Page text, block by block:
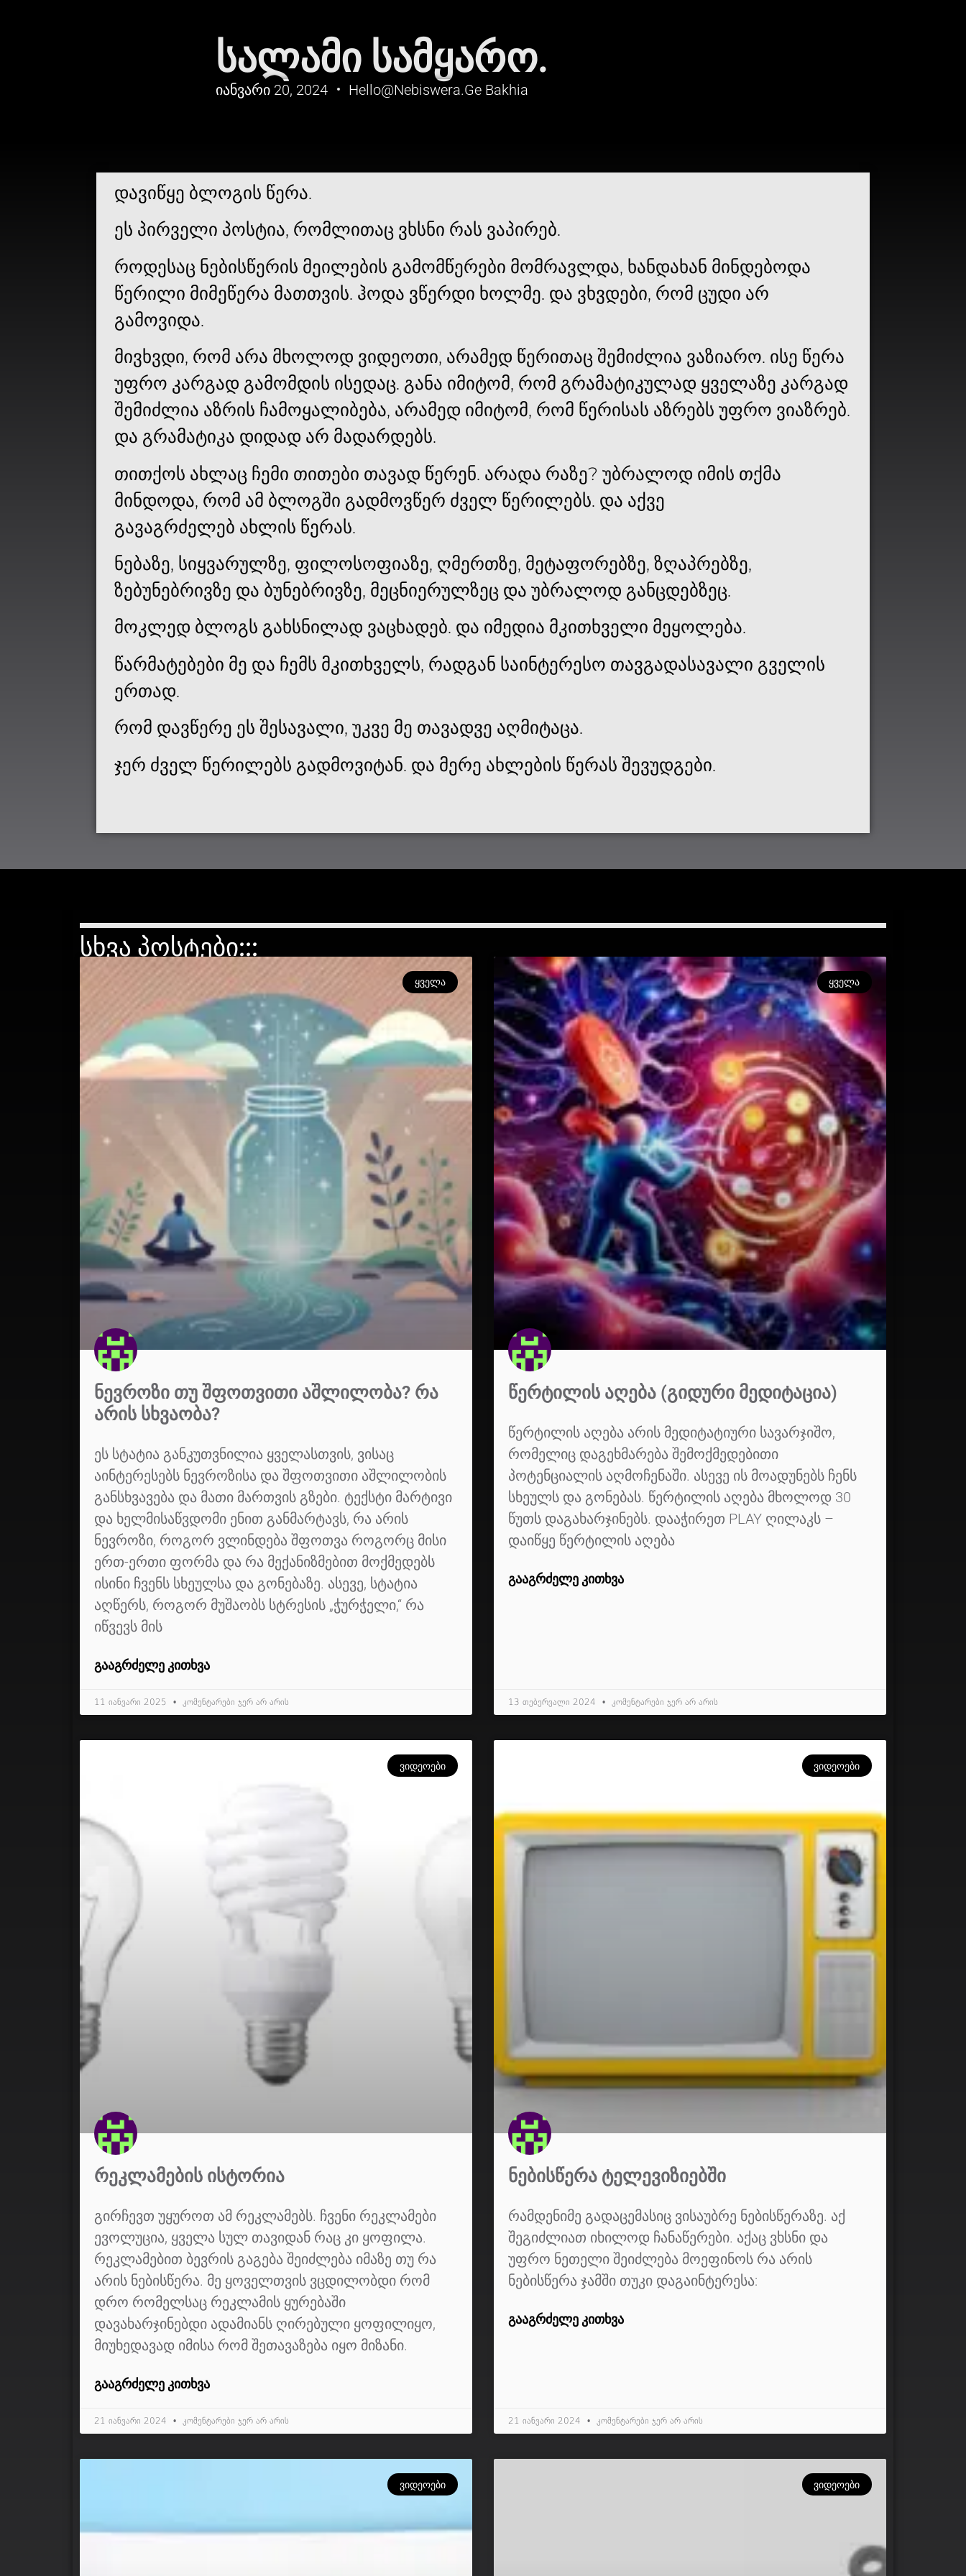
ᲡᲐᲚᲐᲛᲘ ᲡᲐᲛᲧᲐᲠᲝ.
Იანვარი 20, 2024 Hello@nebiswera.ge Bakhia
დავიწყე ბლოგის წერა.
ეს პირველი პოსტია, რომლითაც ვხსნი რას ვაპირებ.
როდესაც ნებისწერის მეილების გამომწერები მომრავლდა, ხანდახან მინდებოდა
წერილი მიმეწერა მათთვის. ჰოდა ვწერდი ხოლმე. და ვხვდები, რომ ცუდი არ
გამოვიდა.
მივხვდი, რომ არა მხოლოდ ვიდეოთი, არამედ წერითაც შემიძლია ვაზიარო. ისე წერა
უფრო კარგად გამომდის ისედაც. განა იმიტომ, რომ გრამატიკულად ყველაზე კარგად
შემიძლია აზრის ჩამოყალიბება, არამედ იმიტომ, რომ წერისას აზრებს უფრო ვიაზრებ.
და გრამატიკა დიდად არ მადარდებს.
თითქოს ახლაც ჩემი თითები თავად წერენ. არადა რაზე? უბრალოდ იმის თქმა
მინდოდა, რომ ამ ბლოგში გადმოვწერ ძველ წერილებს. და აქვე
გავაგრძელებ ახლის წერას.
ნებაზე, სიყვარულზე, ფილოსოფიაზე, ღმერთზე, მეტაფორებზე, ზღაპრებზე,
ზებუნებრივზე და ბუნებრივზე, მეცნიერულზეც და უბრალოდ განცდებზეც.
მოკლედ ბლოგს გახსნილად ვაცხადებ. და იმედია მკითხველი მეყოლება.
წარმატებები მე და ჩემს მკითხველს, რადგან საინტერესო თავგადასავალი გველის
ერთად.
რომ დავწერე ეს შესავალი, უკვე მე თავადვე აღმიტაცა.
ჯერ ძველ წერილებს გადმოვიტან. და მერე ახლების წერას შევუდგები.
ᲡᲮᲕᲐ ᲞᲝᲡᲢᲔᲑᲘ:::
ᲧᲕᲔᲚᲐ
ᲜᲔᲕᲠᲝᲖᲘ ᲗᲣ ᲨᲤᲝᲗᲕᲘᲗᲘ ᲐᲨᲚᲘᲚᲝᲑᲐ? ᲠᲐ
ᲐᲠᲘᲡ ᲡᲮᲕᲐᲝᲑᲐ?
ეს სტატია განკუთვნილია ყველასთვის, ვისაც
აინტერესებს ნევროზისა და შფოთვითი აშლილობის
განსხვავება და მათი მართვის გზები. ტექსტი მარტივი
და ხელმისაწვდომი ენით განმარტავს, რა არის
ნევროზი, როგორ ვლინდება შფოთვა როგორც მისი
ერთ-ერთი ფორმა და რა მექანიზმებით მოქმედებს
ისინი ჩვენს სხეულსა და გონებაზე. ასევე, სტატია
აღწერს, როგორ მუშაობს სტრესის „ჭურჭელი,“ რა
იწვევს მის
ᲒᲐᲐᲒᲠᲫᲔᲚᲔ ᲙᲘᲗᲮᲕᲐ
11 იანვარი 2025 კომენტარები ჯერ არ არის
ᲧᲕᲔᲚᲐ
ᲬᲔᲠᲢᲘᲚᲘᲡ ᲐᲦᲔᲑᲐ (ᲒᲘᲓᲣᲠᲘ ᲛᲔᲓᲘᲢᲐᲪᲘᲐ)
წერტილის აღება არის მედიტატიური სავარჯიშო,
რომელიც დაგეხმარება შემოქმედებითი
პოტენციალის აღმოჩენაში. ასევე ის მოადუნებს ჩენს
სხეულს და გონებას. წერტილის აღება მხოლოდ 30
წუთს დაგახარჯინებს. დააჭირეთ PLAY ღილაკს –
დაიწყე წერტილის აღება
ᲒᲐᲐᲒᲠᲫᲔᲚᲔ ᲙᲘᲗᲮᲕᲐ
13 თებერვალი 2024 კომენტარები ჯერ არ არის
ᲕᲘᲓᲔᲝᲔᲑᲘ
ᲠᲔᲙᲚᲐᲛᲔᲑᲘᲡ ᲘᲡᲢᲝᲠᲘᲐ
გირჩევთ უყუროთ ამ რეკლამებს. ჩვენი რეკლამები
ევოლუცია, ყველა სულ თავიდან რაც კი ყოფილა.
რეკლამებით ბევრის გაგება შეიძლება იმაზე თუ რა
არის ნებისწერა. მე ყოველთვის ვცდილობდი რომ
დრო რომელსაც რეკლამის ყურებაში
დავახარჯინებდი ადამიანს ღირებული ყოფილიყო,
მიუხედავად იმისა რომ შეთავაზება იყო მიზანი.
ᲒᲐᲐᲒᲠᲫᲔᲚᲔ ᲙᲘᲗᲮᲕᲐ
21 იანვარი 2024 კომენტარები ჯერ არ არის
ᲕᲘᲓᲔᲝᲔᲑᲘ
ᲜᲔᲑᲘᲡᲬᲔᲠᲐ ᲢᲔᲚᲔᲕᲘᲖᲘᲔᲑᲨᲘ
რამდენიმე გადაცემასიც ვისაუბრე ნებისწერაზე. აქ
შეგიძლიათ იხილოდ ჩანაწერები. აქაც ვხსნი და
უფრო ნეთელი შეიძლება მოეფინოს რა არის
ნებისწერა ჯამში თუკი დაგაინტერესა:
ᲒᲐᲐᲒᲠᲫᲔᲚᲔ ᲙᲘᲗᲮᲕᲐ
21 იანვარი 2024 კომენტარები ჯერ არ არის
ᲕᲘᲓᲔᲝᲔᲑᲘ ᲕᲘᲓᲔᲝᲔᲑᲘ